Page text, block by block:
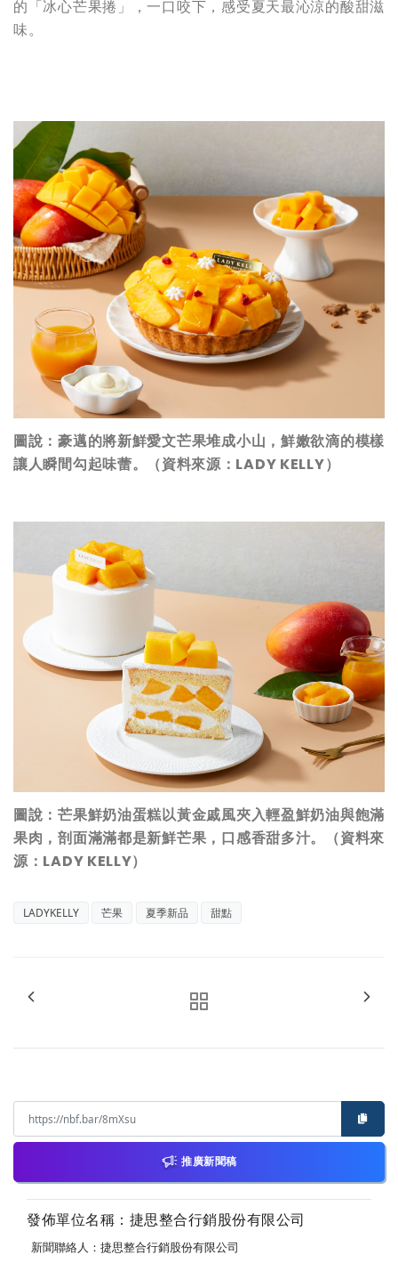
的「冰心芒果捲」，一口咬下，感受夏天最沁涼的酸甜滋
味。
圖說：豪邁的將新鮮愛文芒果堆成小山，鮮嫩欲滴的模樣
讓人瞬間勾起味蕾。（資料來源：LADY KELLY）
圖說：芒果鮮奶油蛋糕以黃金戚風夾入輕盈鮮奶油與飽滿
果肉，剖面滿滿都是新鮮芒果，口感香甜多汁。（資料來
源：LADY KELLY）
LADYKELLY 芒果 夏季新品 甜點
推廣新聞稿
發佈單位名稱：捷思整合行銷股份有限公司
新聞聯絡人：捷思整合行銷股份有限公司